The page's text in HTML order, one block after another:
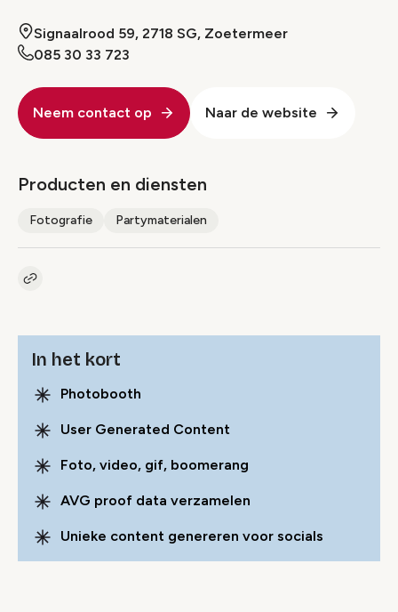
Signaalrood 59, 2718 SG, Zoetermeer
085 30 33 723
Neem contact op Naar de website
Producten en diensten
Fotografie Partymaterialen
Kopieer link naar pagina
In het kort
Photobooth
User Generated Content
Foto, video, gif, boomerang
AVG proof data verzamelen
Unieke content genereren voor socials